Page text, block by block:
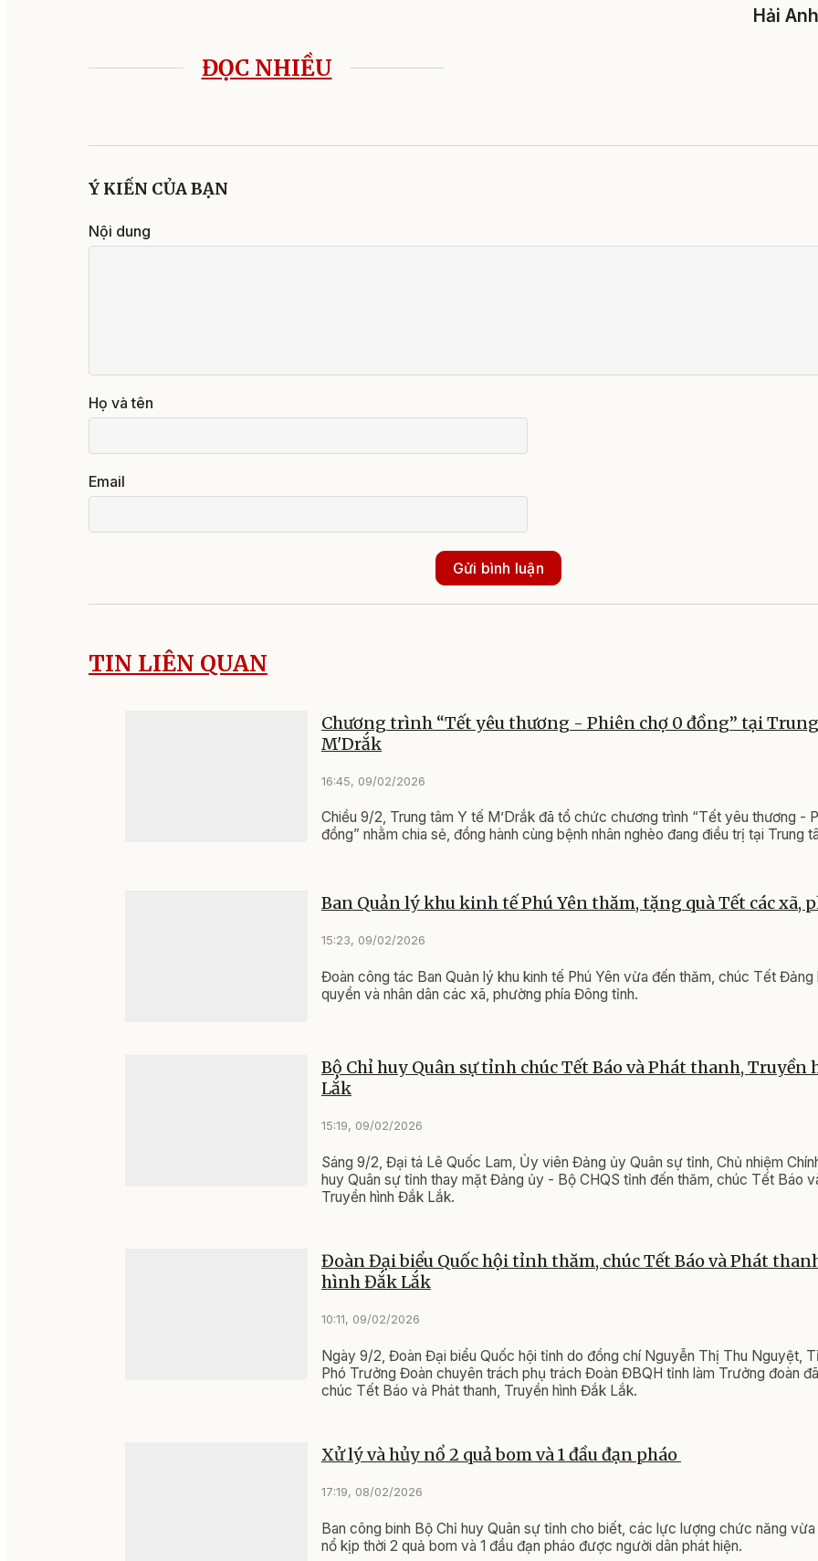
Hải Anh
ĐỌC NHIỀU
Ý KIẾN CỦA BẠN
Nội dung
Họ và tên
Email
Gửi bình luận
TIN LIÊN QUAN
Chương trình “Tết yêu thương - Phiên chợ 0 đồng” tại
M'Drắk
16:45, 09/02/2026
Chiều 9/2, Trung tâm Y tế M’Drắk đã tổ chức chương trình “Tết yêu thương -
đồng” nhằm chia sẻ, đồng hành cùng bệnh nhân nghèo đang điều trị tại Trung
Ban Quản lý khu kinh tế Phú Yên thăm, tặng quà Tết các xã,
15:23, 09/02/2026
Đoàn công tác Ban Quản lý khu kinh tế Phú Yên vừa đến thăm, chúc Tết Đảng
quyền và nhân dân các xã, phường phía Đông tỉnh.
Bộ Chỉ huy Quân sự tỉnh chúc Tết Báo và Phát thanh,
Lắk
15:19, 09/02/2026
Sáng 9/2, Đại tá Lê Quốc Lam, Ủy viên Đảng ủy Quân sự tỉnh, Chủ nhiệm
huy Quân sự tỉnh thay mặt Đảng ủy - Bộ CHQS tỉnh đến thăm, chúc Tết Báo
Truyền hình Đắk Lắk.
Đoàn Đại biểu Quốc hội tỉnh thăm, chúc Tết Báo và Phát
hình Đắk Lắk
10:11, 09/02/2026
Ngày 9/2, Đoàn Đại biểu Quốc hội tỉnh do đồng chí Nguyễn Thị Thu Nguyệt,
Phó Trưởng Đoàn chuyên trách phụ trách Đoàn ĐBQH tỉnh làm Trưởng đoàn
chúc Tết Báo và Phát thanh, Truyền hình Đắk Lắk.
Xử lý và hủy nổ 2 quả bom và 1 đầu đạn pháo
17:19, 08/02/2026
Ban công binh Bộ Chỉ huy Quân sự tỉnh cho biết, các lực lượng chức năng
nổ kịp thời 2 quả bom và 1 đầu đạn pháo được người dân phát hiện.